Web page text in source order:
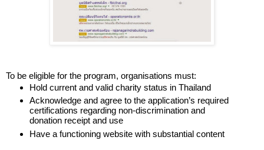
To be eligible for the program, organisations must:
Hold current and valid charity status in Thailand
Acknowledge and agree to the application’s required
certifications regarding non-discrimination and
donation receipt and use
Have a functioning website with substantial content